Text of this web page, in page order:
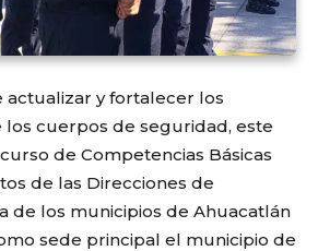
actualizar y fortalecer los
los cuerpos de seguridad, este
de Competencias Básicas
de las Direcciones de
de los municipios de Ahuacatlán
sede principal el municipio de